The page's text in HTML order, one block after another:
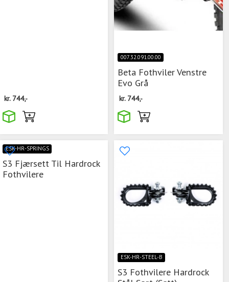
kr. 744,-
007.32.091.00.00
Beta Fothviler Venstre
Evo Grå
kr. 744,-
ESK-HR-SPRINGS
S3 Fjærsett Til Hardrock
Fothvilere
ESK-HR-STEEL-B
S3 Fothvilere Hardrock